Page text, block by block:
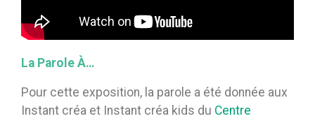
La Parole À…
Pour cette exposition, la parole a été donnée aux
Instant créa et Instant créa kids du Centre